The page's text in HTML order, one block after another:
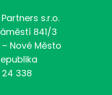
s.r.o.
841/3
– Nové Město
24 338